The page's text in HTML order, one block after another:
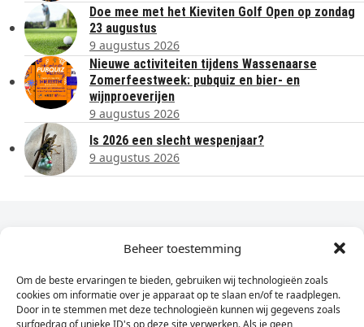
Beheer toestemming
Om de beste ervaringen te bieden, gebruiken wij technologieën zoals
cookies om informatie over je apparaat op te slaan en/of te raadplegen.
Door in te stemmen met deze technologieën kunnen wij gegevens zoals
surfgedrag of unieke ID's op deze site verwerken. Als je geen
Doe mee met het Kieviten Golf Open op zondag
23 augustus
9 augustus 2026
Nieuwe activiteiten tijdens Wassenaarse
Zomerfeestweek: pubquiz en bier- en
wijnproeverijen
9 augustus 2026
Is 2026 een slecht wespenjaar?
9 augustus 2026
Dagelijks het laatste nieuws in je e-mail?
Vul
hier
je